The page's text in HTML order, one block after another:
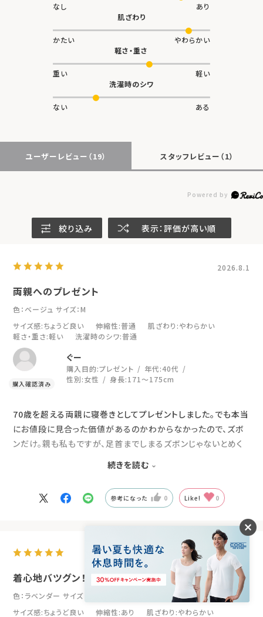
なし
あり
肌ざわり
かたい
やわらかい
軽さ・重さ
重い
軽い
洗濯時のシワ
ない ある
ユーザーレビュー （19） スタッフレビュー （1）
絞り込み 表示：評価が高い順
2026.8.1
両親へのプレゼント
色：ベージュ サイズ：M
サイズ感:ちょうど良い 伸縮性:普通 肌ざわり :やわらかい
軽さ・重さ:軽い 洗濯時のシワ:普通
ぐー
購入目的:プレゼント 年代:40代
性別:女性 身長:171～175cm
70歳を超える両親に寝巻きとしてプレゼントしました。でも本当
にお値段に見合った価値があるのかわからなかったので、ズボ
ンだけ。親も私もですが、足首までしまるズボンじゃないとめく
いつもなら一度洗ってから使うのに渡したその日から使い始め
て、すぐに気に入ってくれました。は着心地もいいし寝返りも楽
だと。なので、追加で上着も買おうとしたら気に入り過ぎて数日
続きを読む
参考になった 0 Like! 0
2026.7.25
着心地バツグン！
色：ラベンダー サイズ：S
サイズ感:ちょうど良い 伸縮性:あり 肌ざわり :やわらかい